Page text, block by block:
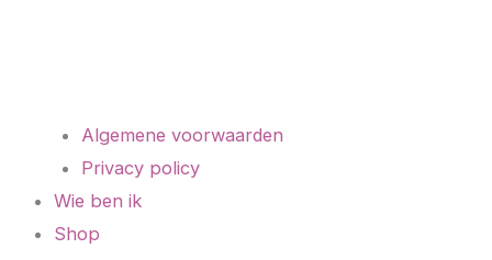
Algemene voorwaarden
Privacy policy
Wie ben ik
Shop